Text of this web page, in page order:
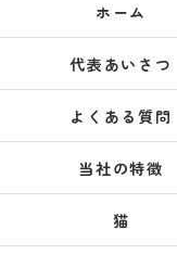
ホーム
代表あいさつ
よくある質問
当社の特徴
猫